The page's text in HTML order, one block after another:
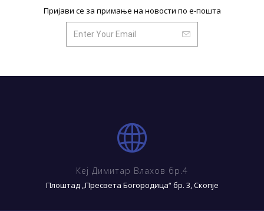
Пријави се за примање на новости по е-пошта
Кеј Димитар Влахов бр.4
Плоштад „Пресвета Богородица“ бр. 3, Скопје